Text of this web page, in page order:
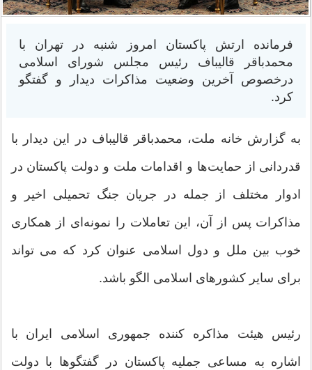
فرمانده ارتش پاکستان امروز شنبه در تهران با
محمدباقر قالیباف رئیس مجلس شورای اسلامی
درخصوص آخرین وضعیت مذاکرات دیدار و گفتگو
کرد.
به گزارش خانه ملت، محمدباقر قالیباف در این دیدار با
قدردانی از حمایت‌ها و اقدامات ملت و دولت پاکستان در
ادوار مختلف از جمله در جریان جنگ تحمیلی اخیر و
مذاکرات پس از آن، این تعاملات را نمونه‌ای از همکاری
خوب بین ملل و دول اسلامی عنوان کرد که می تواند
برای سایر کشورهای اسلامی الگو باشد.
رئیس هیئت مذاکره کننده جمهوری اسلامی ایران با
اشاره به مساعی جملیه پاکستان در گفتگوها با دولت